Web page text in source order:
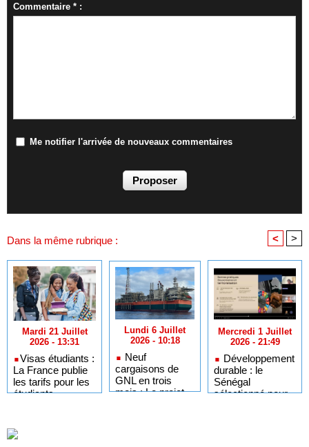
Commentaire * :
Me notifier l'arrivée de nouveaux commentaires
Dans la même rubrique : < >
Mardi 21 Juillet
2026 - 13:31
​Visas étudiants :
La France publie
les tarifs pour les
étudiants
africains
Lundi 6 Juillet
2026 - 10:18
Neuf
cargaisons de
GNL en trois
mois : Le projet
Mercredi 1 Juillet
2026 - 21:49
Développement
durable : le
Sénégal
sélectionné pour